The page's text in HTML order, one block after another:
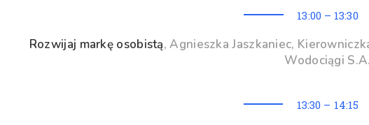
13:00 – 13:30
Rozwijaj markę osobistą, Agnieszka Jaszkaniec,
Wodociągi S.A.
13:30 – 14:15